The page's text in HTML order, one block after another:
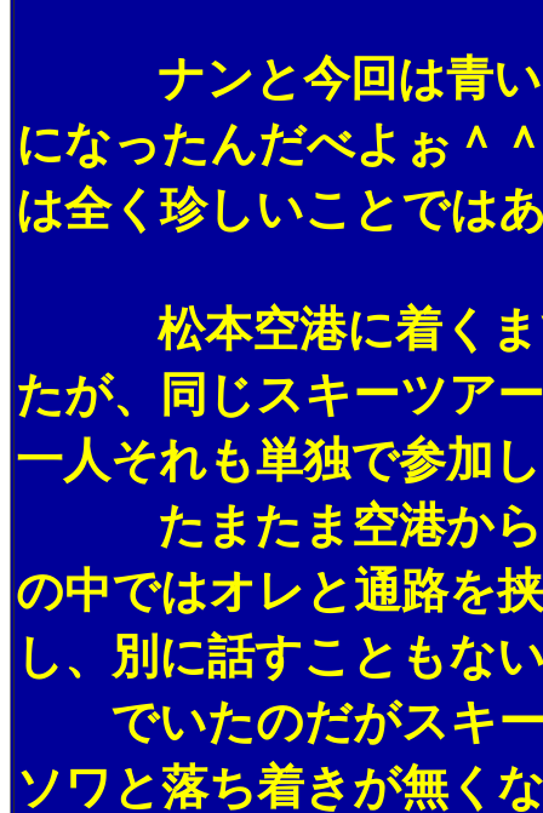
ナンと今回は青い
になったんだべよぉ＾
は全く珍しいことでは
松本空港に着くま
たが、同じスキーツア
一人それも単独で参加
たまたま空港から
の中ではオレと通路を
し、別に話すこともな
でいたのだがスキー
ソワと落ち着きが無く